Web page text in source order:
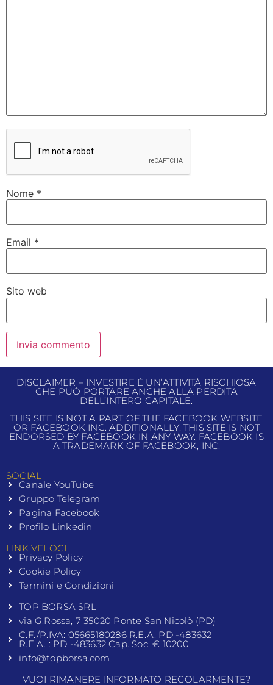
Nome *
Email *
Sito web
DISCLAIMER – INVESTIRE È UN’ATTIVITÀ RISCHIOSA
CHE PUÒ PORTARE ANCHE ALLA PERDITA
DELL’INTERO CAPITALE.
THIS SITE IS NOT A PART OF THE FACEBOOK WEBSITE
OR FACEBOOK INC. ADDITIONALLY, THIS SITE IS NOT
ENDORSED BY FACEBOOK IN ANY WAY. FACEBOOK IS
A TRADEMARK OF FACEBOOK, INC.
SOCIAL
Canale YouTube
Gruppo Telegram
Pagina Facebook
Profilo Linkedin
LINK VELOCI
Privacy Policy
Cookie Policy
Termini e Condizioni
TOP BORSA SRL
via G.Rossa, 7 35020 Ponte San Nicolò (PD)
C.F./P.IVA: 05665180286 R.E.A. PD -483632
R.E.A. : PD -483632 Cap. Soc. € 10200
info@topborsa.com
VUOI RIMANERE INFORMATO REGOLARMENTE?